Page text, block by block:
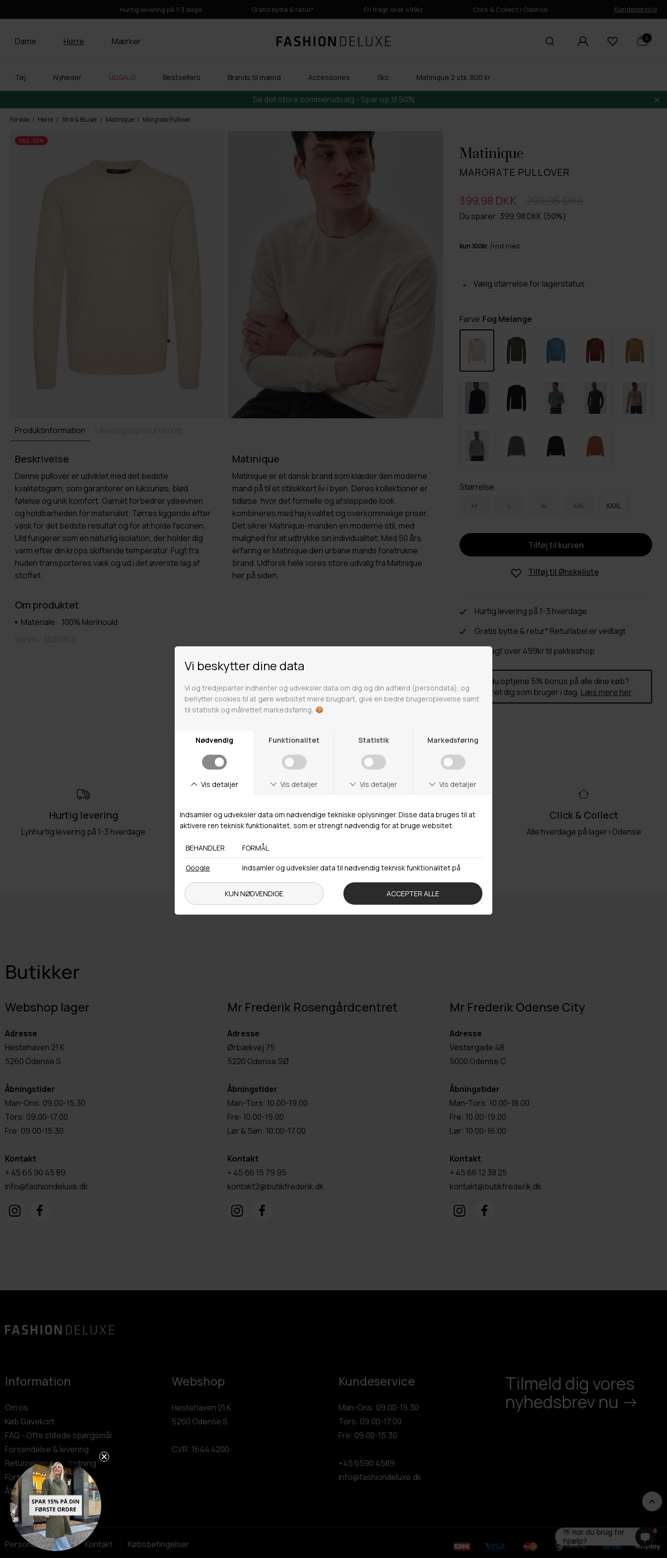
Hurtig levering på 1-3 dage Gratis bytte & retur* Fri fragt over 499kr Click & Collect i Odense Kundeservice
Dame Herre Mærker 0
Tøj Nyheder UDSALG Bestsellers Brands til mænd Accessories Sko Matinique 2 stk. 800 kr.
Se det store sommerudsalg - Spar op til 50%
Forside Herre Strik & Bluser Matinique Margrate Pullover
Matinique
MARGRATE PULLOVER
Du sparer: 399,98 DKK (50%)
399,98 DKK
Vælg størrelse for lagerstatus
Farve Fog Melange
Størrelse
M L XL XXL XXXL
Tilføj til Ønskeliste
Hurtig levering på 1-3 hverdage
Gratis bytte & retur* Returlabel er vedlagt
Fri fragt over 499kr til pakkeshop
Vil du optjene 5% bonus på alle dine køb?
Opret dig som bruger i dag. Læs mere her.
SALE -50%
Produktinformation
Beskrivelse
Denne pullover er udviklet med det bedste
kvalitetsgarn, som garanterer en luksuriøs, blød
følelse og unik komfort. Garnet forbedrer ydeevnen
og holdbarheden for materialet. Tørres liggende efter
vask for det bedste resultat og for at holde faconen.
Uld fungerer som en naturlig isolation, der holder dig
varm efter din krops skiftende temperatur. Fugt fra
huden transporteres væk og ud i det øverste lag af
stoffet.
Om produktet
Materiale: 100% Merinould
Matinique
Matinique er et dansk brand som klæder den moderne
mand på til et stilsikkert liv i byen. Deres kollektioner er
tidløse, hvor det formelle og afslappede look
kombineres med høj kvalitet og overkommelige priser.
Det sikrer Matinique-manden en moderne stil, med
mulighed for at udtrykke sin individualitet. Med 50 års
erfaring er Matinique den urbane mands foretrukne
brand. Udforsk hele vores store udvalg fra Matinique
her på siden.
Trustpilot
Hurtig levering
Lynhurtig levering på 1-3 hverdage
Returlabel vedlagt
Fri retur på ikke nedsatte varer
Fri fragt over 499kr
Gratis til GLS & DAO pakkeshop
Click & Collect
Alle hverdage på lager i Odense
Butikker
Webshop lager
Adresse
Hestehaven 21 K
5260 Odense S
Åbningstider
Man-Ons: 09.00-15.30
Tors: 09.00-17.00
Fre: 09.00-15.30
Kontakt
+ 45 65 90 45 89
info@fashiondeluxe.dk
Mr Frederik Rosengårdcentret
Adresse
Ørbækvej 75
5220 Odense SØ
Åbningstider
Man-Tors: 10.00-19.00
Fre: 10.00-19.00
Lør & Søn: 10.00-17.00
Kontakt
+ 45 66 15 79 95
kontakt2@butikfrederik.dk
Mr Frederik Odense City
Adresse
Vestergade 48
5000 Odense C
Åbningstider
Man-Tors: 10.00-18.00
Fre: 10.00-19.00
Lør: 10.00-16.00
Kontakt
+ 45 66 12 38 25
kontakt@butikfrederik.dk
Information
Om os
Køb Gavekort
FAQ - Ofte stillede spørgsmål
Forsendelse & levering
Returnering & ombytning
Fortryd dit køb
Åbn GDPR-popup
Webshop
Hestehaven 21 K
5260 Odense S
CVR: 1644 4200
Kundeservice
Man-Ons: 09.00-15.30
Tors: 09.00-17.00
Fre: 09.00-15.30
+45 6590 4589
info@fashiondeluxe.dk
Tilmeld dig vores
nyhedsbrev nu ->
Persondatapolitik Kontakt Købsbetingelser
👋 Har du brug for
hjælp?
1